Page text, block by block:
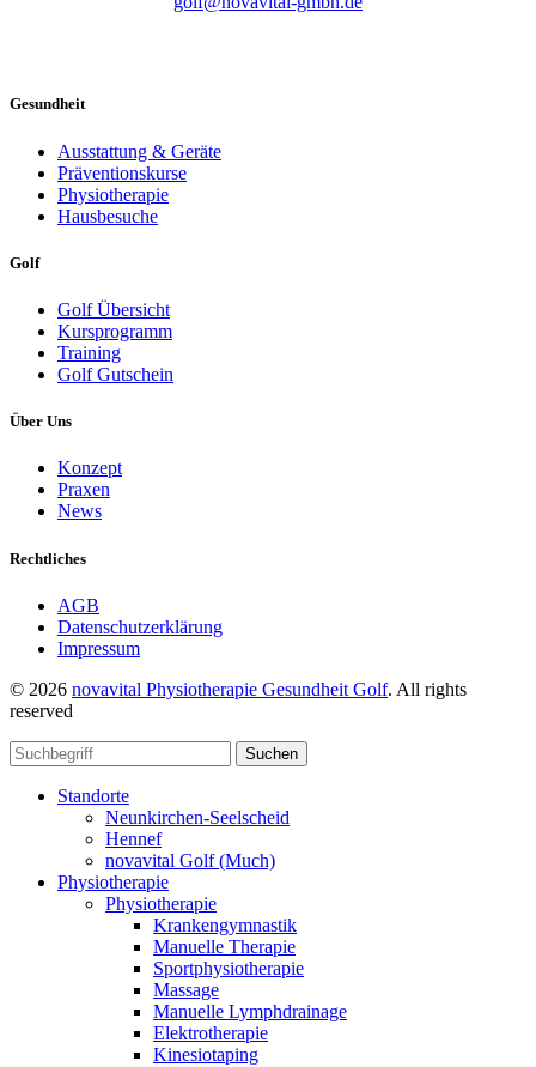
Gesundheit
Ausstattung & Geräte
Präventionskurse
Physiotherapie
Hausbesuche
Golf
Golf Übersicht
Kursprogramm
Training
Golf Gutschein
Über Uns
Konzept
Praxen
News
Rechtliches
AGB
Datenschutzerklärung
Impressum
© 2026 novavital Physiotherapie Gesundheit Golf. All rights
reserved
Suchen
Standorte
Neunkirchen-Seelscheid
Hennef
novavital Golf (Much)
Physiotherapie
Physiotherapie
Krankengymnastik
Manuelle Therapie
Sportphysiotherapie
Massage
Manuelle Lymphdrainage
Elektrotherapie
Kinesiotaping